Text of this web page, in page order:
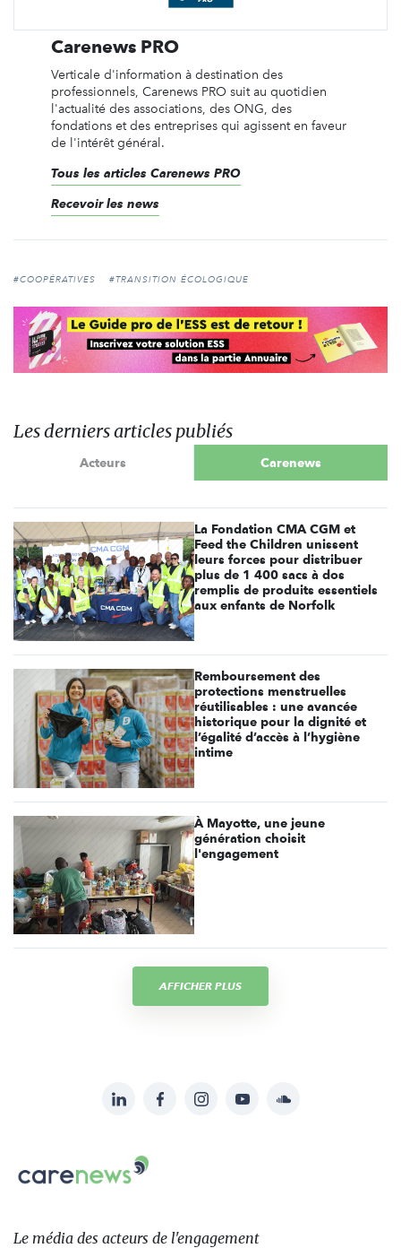
Carenews PRO
Verticale d'information à destination des
professionnels, Carenews PRO suit au quotidien
l'actualité des associations, des ONG, des
fondations et des entreprises qui agissent en faveur
de l'intérêt général.
Tous les articles Carenews PRO
Recevoir les news
#COOPÉRATIVES #TRANSITION ÉCOLOGIQUE
Les derniers articles publiés
Acteurs Carenews
La Fondation CMA CGM et
Feed the Children unissent
leurs forces pour distribuer
plus de 1 400 sacs à dos
remplis de produits essentiels
aux enfants de Norfolk
Remboursement des
protections menstruelles
réutilisables : une avancée
historique pour la dignité et
l’égalité d’accès à l’hygiène
intime
À Mayotte, une jeune
génération choisit
l'engagement
AFFICHER PLUS
sur:
LinkedInFacebookInstagramYouTubeSoundcloud
Carenews,
Le
des
Le média des acteurs de l'engagement